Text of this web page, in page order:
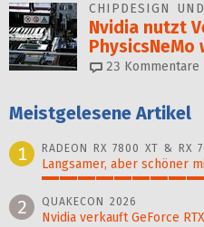
CHIPDESIGN
Nvidia nutzt
23 Kommentare
Meistgelesene Artikel
1
RADEON RX 7800 XT & RX
Langsamer, aber schöner
2 QUAKECON 2026
Nvidia verkauft GeForce